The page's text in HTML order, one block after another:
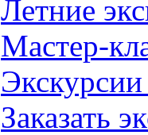
Летние
Мастер-
Экскурсии
Заказать